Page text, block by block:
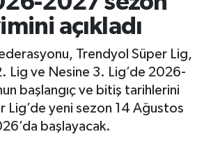
açıkladı
Trendyol Süper Lig,
Lig ve Nesine 3. Lig’de 2026-
başlangıç ve bitiş tarihlerini
Lig’de yeni sezon 14 Ağustos
başlayacak.